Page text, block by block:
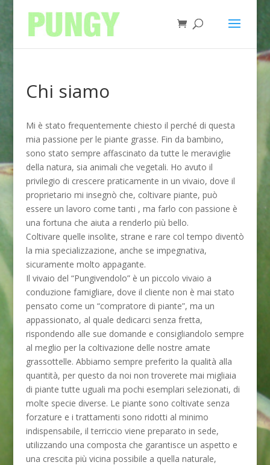
Chi siamo
Mi è stato frequentemente chiesto il perché di questa
mia passione per le piante grasse. Fin da bambino,
sono stato sempre affascinato da tutte le meraviglie
della natura, sia animali che vegetali. Ho avuto il
privilegio di crescere praticamente in un vivaio, dove il
proprietario mi insegnò che, coltivare piante, può
essere un lavoro come tanti , ma farlo con passione è
una fortuna che aiuta a renderlo più bello.
Coltivare quelle insolite, strane e rare col tempo diventò
la mia specializzazione, anche se impegnativa,
sicuramente molto appagante.
Il vivaio del “Pungivendolo” è un piccolo vivaio a
conduzione famigliare, dove il cliente non è mai stato
pensato come un “compratore di piante”, ma un
appassionato, al quale dedicarci senza fretta,
rispondendo alle sue domande e consigliandolo sempre
al meglio per la coltivazione delle nostre amate
grassottelle. Abbiamo sempre preferito la qualità alla
quantità, per questo da noi non troverete mai migliaia
di piante tutte uguali ma pochi esemplari selezionati, di
molte specie diverse. Le piante sono coltivate senza
forzature e i trattamenti sono ridotti al minimo
indispensabile, il terriccio viene preparato in sede,
utilizzando una composta che garantisce un aspetto e
una crescita più vicina possibile a quella naturale,